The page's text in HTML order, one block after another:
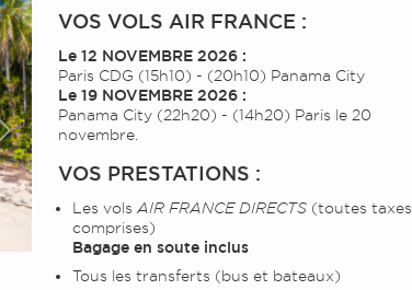
VOS VOLS AIR FRANCE :
Le 12 NOVEMBRE 2026 :
Paris CDG (15h10) - (20h10) Panama City
Le 19 NOVEMBRE 2026 :
Panama City (22h20) - (14h20) Paris le 20
novembre.
VOS PRESTATIONS :
Les vols AIR FRANCE DIRECTS (toutes taxes
comprises)
Bagage en soute inclus
Tous les transferts (bus et bateaux)
Suivant